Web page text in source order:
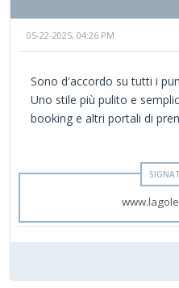
05-22-2025, 04:26 PM
Sono d'accordo su tutti i
Uno stile più pulito e
booking e altri portali di